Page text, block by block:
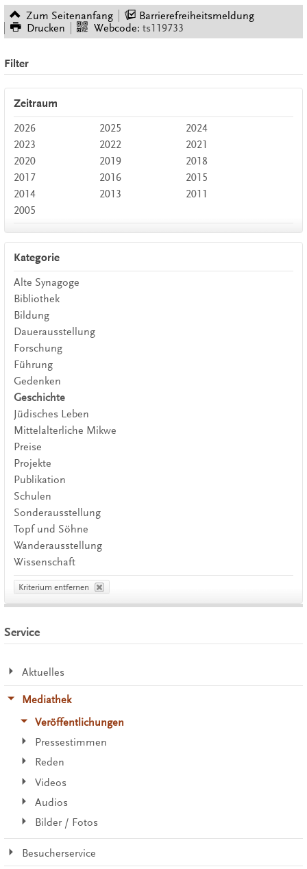
Zum Seitenanfang
Barrierefreiheitsmeldung
Drucken
Webcode: ts119733
Filter
Zeitraum
2026 2025
2024
2023
2022
2021
2020
2019
2018
2017
2016
2015
2014
2013
2011
2005
Kategorie
Alte Synagoge
Bibliothek
Bildung
Dauerausstellung
Forschung
Führung
Gedenken
Geschichte
Jüdisches Leben
Mittelalterliche Mikwe
Preise
Projekte
Publikation
Schulen
Sonderausstellung
Topf und Söhne
Wanderausstellung
Wissenschaft
Kriterium entfernen
Service
Aktuelles
Mediathek
Veröffentlichungen
Pressestimmen
Reden
Videos
Audios
Bilder / Fotos
Besucherservice